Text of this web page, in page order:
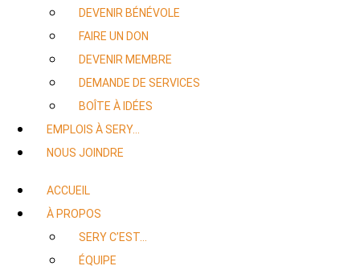
DEVENIR BÉNÉVOLE
FAIRE UN DON
DEVENIR MEMBRE
DEMANDE DE SERVICES
BOÎTE À IDÉES
EMPLOIS À SERY…
NOUS JOINDRE
ACCUEIL
À PROPOS
SERY C’EST…
ÉQUIPE